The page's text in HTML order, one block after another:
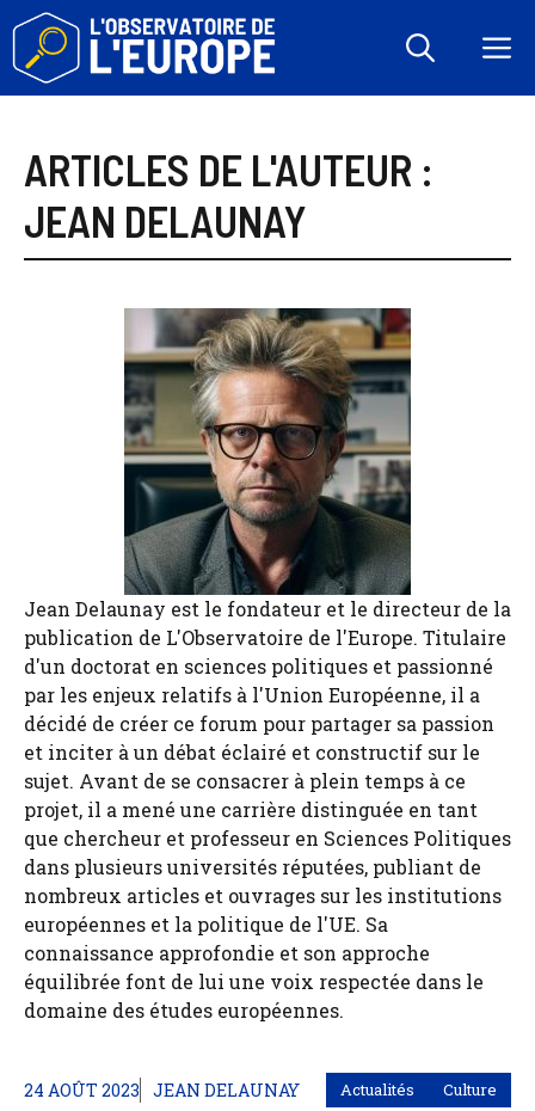
Aller
contenu
ARTICLES DE L'AUTEUR :
JEAN DELAUNAY
Jean Delaunay est le fondateur et le directeur de la
publication de L'Observatoire de l'Europe. Titulaire
d'un doctorat en sciences politiques et passionné
par les enjeux relatifs à l'Union Européenne, il a
décidé de créer ce forum pour partager sa passion
et inciter à un débat éclairé et constructif sur le
sujet. Avant de se consacrer à plein temps à ce
projet, il a mené une carrière distinguée en tant
que chercheur et professeur en Sciences Politiques
dans plusieurs universités réputées, publiant de
nombreux articles et ouvrages sur les institutions
européennes et la politique de l'UE. Sa
connaissance approfondie et son approche
équilibrée font de lui une voix respectée dans le
domaine des études européennes.
24 AOÛT 2023 JEAN DELAUNAY Actualités Culture